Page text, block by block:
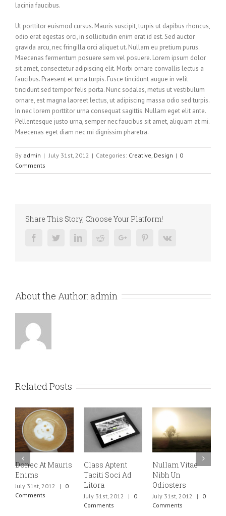
lacinia faucibus.
Ut porttitor euismod cursus. Mauris suscipit, turpis ut dapibus rhoncus,
odio erat egestas orci, in sollicitudin enim erat id est. Sed auctor
gravida arcu, nec fringilla orci aliquet ut. Nullam eu pretium purus.
Maecenas fermentum posuere sem vel posuere. Lorem ipsum dolor
sit amet, consectetur adipiscing elit. Morbi ornare convallis lectus a
faucibus. Praesent et urna turpis. Fusce tincidunt augue in velit
tincidunt sed tempor felis porta. Nunc sodales, metus ut vestibulum
ornare, est magna laoreet lectus, ut adipiscing massa odio sed turpis.
In nec lorem porttitor urna consequat sagittis. Nullam eget elit ante.
Pellentesque justo urna, semper nec faucibus sit amet, aliquam at mi.
Maecenas eget diam nec mi dignissim pharetra.
By admin | July 31st, 2012 | Categories: Creative Design | 0
Comments
Share This Story, Choose Your Platform!
FacebookTwitterLinkedinRedditGoogle+ PinterestVk
About the Author: admin
Related Posts
Donec At Mauris
Enims
July 31st, 2012 | 0
Comments
Class Aptent
Taciti Soci Ad
Litora
July 31st, 2012 | 0
Comments
Nullam Vitae
Nibh Un
Odiosters
July 31st, 2012 | 0
Comments